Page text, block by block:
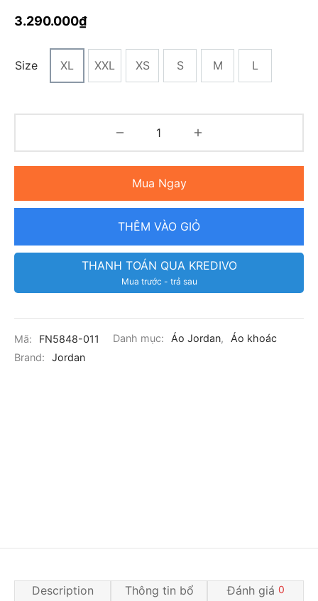
3.290.000₫
Size XL XXL XS S M L
Mua Ngay
THÊM VÀO GIỎ
THANH TOÁN QUA KREDIVO
Mua trước - trả sau
Mã: FN5848-011 Danh mục: Áo Jordan,
Áo khoác
Brand:
Jordan
Description
Thông tin bổ
Đánh giá 0